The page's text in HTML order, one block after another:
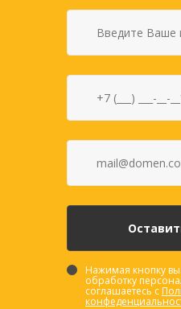
Нажимая кнопку вы
обработку
соглашаетесь с